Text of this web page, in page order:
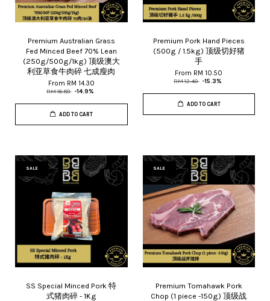
Premium Australian Grass
Fed Minced Beef 70% Lean
(250g/500g/1kg) 顶级澳大
利亚草食牛肉碎 七成瘦肉
From RM 14.30
RM 16.80 -14.9%
ADD TO CART
Premium Pork Hand Pieces
(500g / 1.5kg) 顶级切好猪
手
From RM 10.50
RM 12.40 -15.3%
ADD TO CART
SALE
SS Special Minced Pork 特
式猪肉碎 - 1Kg
SALE
Premium Tomahawk Pork
Chop (1 piece -150g) 顶级战